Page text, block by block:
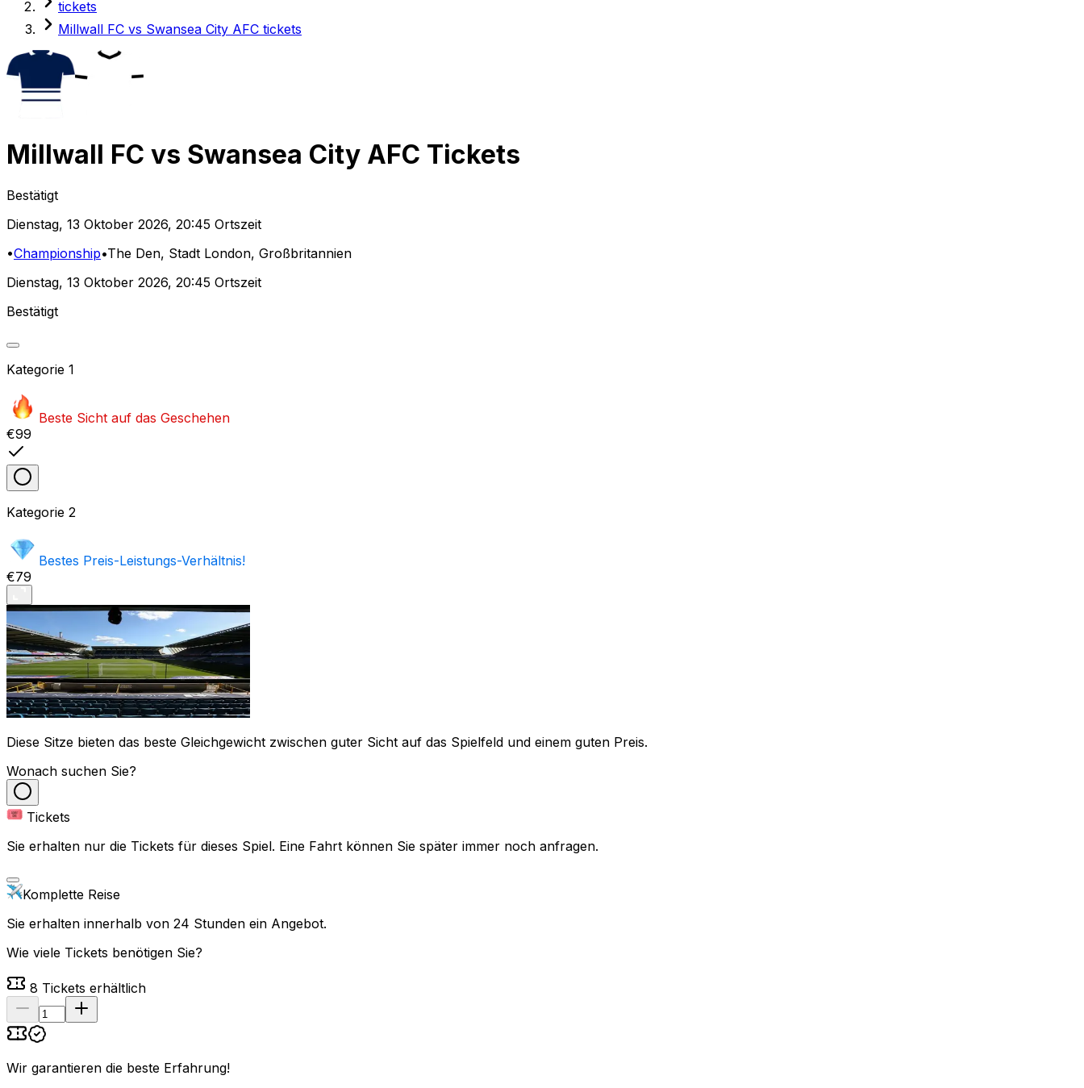
tickets
Millwall FC vs Swansea City AFC tickets
Millwall FC vs Swansea City AFC Tickets
Bestätigt
Dienstag, 13 Oktober 2026, 20:45 Ortszeit
•Championship•The Den, Stadt London, Großbritannien
Dienstag, 13 Oktober 2026, 20:45 Ortszeit
Bestätigt
Kategorie 1
Beste Sicht auf das Geschehen
€99
Kategorie 2
Bestes Preis-Leistungs-Verhältnis!
€79
Diese Sitze bieten das beste Gleichgewicht zwischen guter Sicht auf das Spielfeld und einem guten Preis.
Wonach suchen Sie?
Tickets
Sie erhalten nur die Tickets für dieses Spiel. Eine Fahrt können Sie später immer noch anfragen.
Komplette Reise
Sie erhalten innerhalb von 24 Stunden ein Angebot.
Wie viele Tickets benötigen Sie?
8 Tickets erhältlich
Wir garantieren die beste Erfahrung!